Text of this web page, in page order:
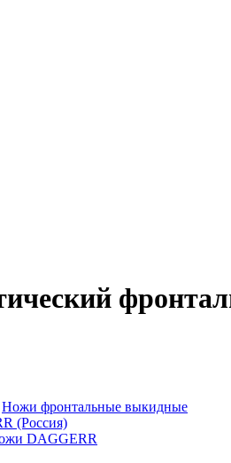
Ножи фронтальные выкидные
(Россия)
DAGGERR